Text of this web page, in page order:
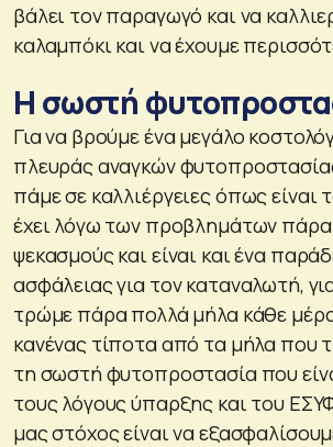
βάλει τον παραγωγό και να
καλαμπόκι και να έχουμε
Η σωστή
Για να βρούμε ένα μεγάλο
πλευράς αναγκών
πάμε σε καλλιέργειες όπως είναι
έχει λόγω των προβλημάτων
ψεκασμούς και είναι και ένα
ασφάλειας για τον καταναλωτή,
τρώμε πάρα πολλά μήλα κάθε
κανένας τίποτα από τα μήλα που
τη σωστή φυτοπροστασία που
τους λόγους ύπαρξης και του
μας στόχος είναι να